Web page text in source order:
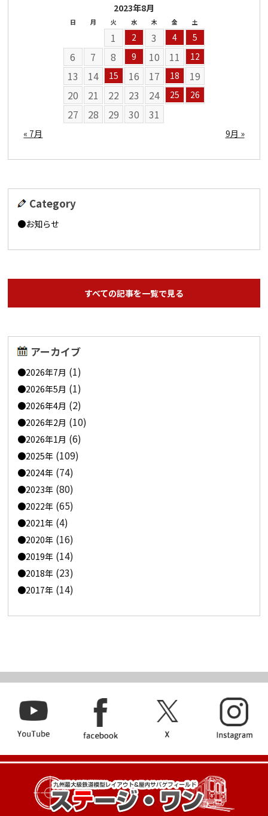
2023年8月
日 月 火 水 木 金 土
1 2 3 4 5
6 7 8 9 10 11 12
13 14 15 16 17 18
19
20
21 22 23 24 25 26
27 28 29 30 31
« 7月 9月 »
Category
お知らせ
すべての記事を一覧で見る
アーカイブ
2026年7月 (1)
2026年5月 (1)
2026年4月 (2)
2026年2月 (10)
2026年1月 (6)
2025年 (109)
2024年 (74)
2023年 (80)
2022年 (65)
2021年 (4)
2020年 (16)
2019年 (14)
2018年 (23)
2017年 (14)